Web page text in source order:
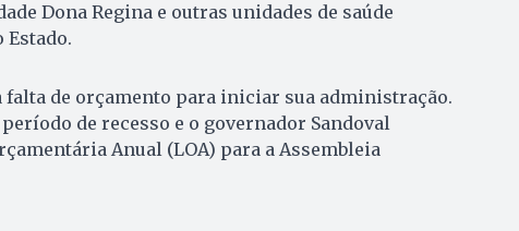
Dona Regina e outras unidades de saúde
de orçamento para iniciar sua administração.
de recesso e o governador Sandoval
Anual (LOA) para a Assembleia